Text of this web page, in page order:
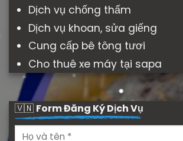
Dịch vụ chống thấm
Dịch vụ khoan, sửa giếng
Cung cấp bê tông tươi
Cho thuê xe máy tại sapa
🇻🇳 Form Đăng Ký Dịch Vụ